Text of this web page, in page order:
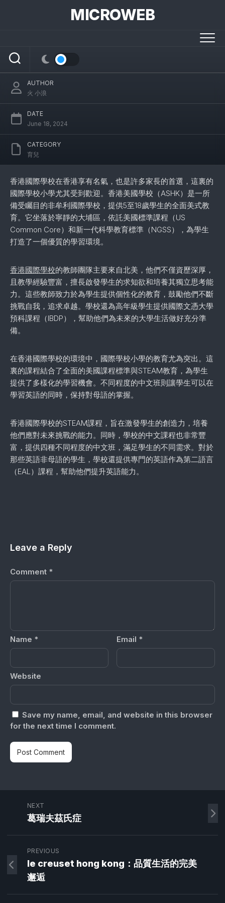
MICROWEB
香港優質國際教育好平臺：香港國際學校和國
際學校小學
AUTHOR
火 小浪
DATE
June 18, 2024
CATEGORY
育兒
香港國際學校在香港享有名氣，也是許多家長的首選，這裏的
國際學校小學尤其受到歡迎。香港美國學校（ASHK）是一所
備受矚目的非牟利國際學校，提供5至18歲學生的全面美式教
育。它坐落於寧靜的大埔區，依託美國標準課程（US
Common Core）和新一代科學教育標準（NGSS），為學生
打造了一個優質的學習環境。
香港國際學校的教師團隊主要來自北美，他們不僅資歷深厚，
且教學經驗豐富，擅長啟發學生的求知欲和培養其獨立思考能
力。這些教師致力於為學生提供個性化的教育，鼓勵他們不斷
挑戰自我，追求卓越。學校還為高年級學生提供國際文憑大學
預科課程（IBDP），幫助他們為未來的大學生活做好充分準
備。
在香港國際學校的環境中，國際學校小學的教育尤為突出。這
裏的課程結合了全面的美國課程標準與STEAM教育，為學生
提供了多樣化的學習機會。不同程度的中文班則讓學生可以在
學習英語的同時，保持對母語的掌握。
香港國際學校的STEAM課程，旨在激發學生的創造力，培養
他們應對未來挑戰的能力。同時，學校的中文課程也非常豐
富，提供四種不同程度的中文班，滿足學生的不同需求。對於
那些英語非母語的學生，學校還提供專門的英語作為第二語言
（EAL）課程，幫助他們提升英語能力。
Leave a Reply
Comment *
Name * Email *
Website
Save my name, email, and website in this browser
for the next time I comment.
NEXT
葛瑞夫茲氏症
PREVIOUS
le creuset hong kong：品質生活的完美
邂逅